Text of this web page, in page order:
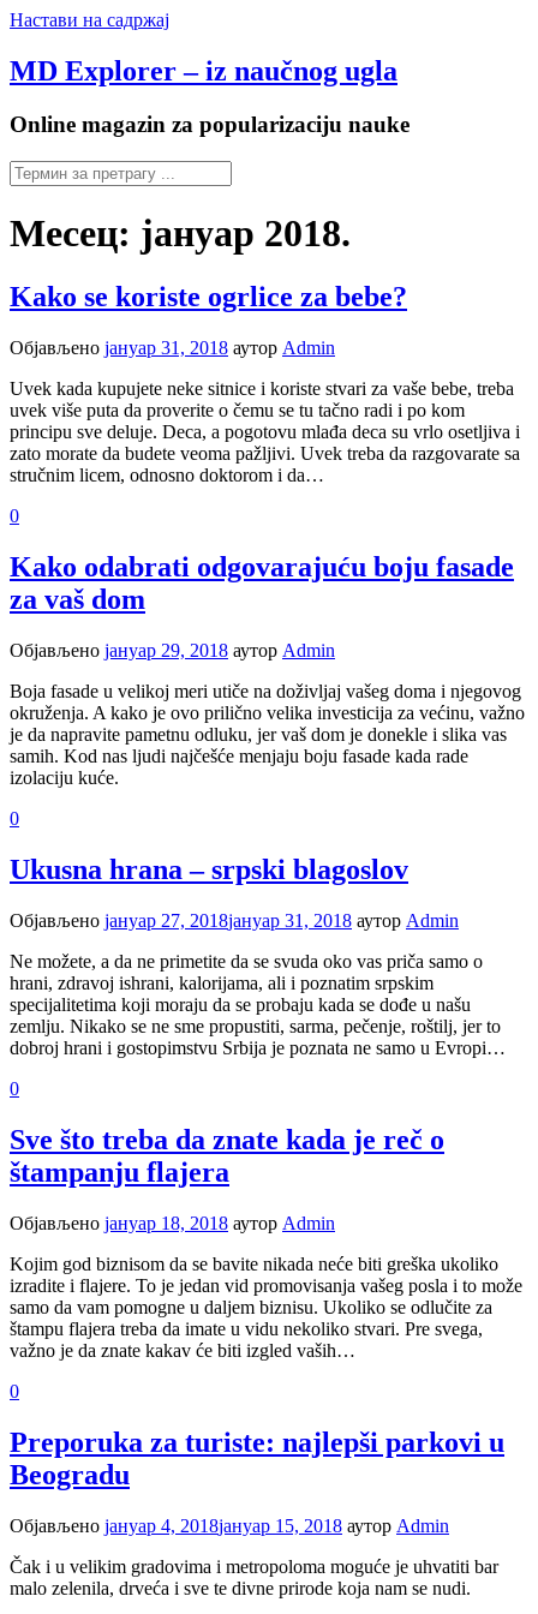
Настави на садржај
MD Explorer – iz naučnog ugla
Online magazin za popularizaciju nauke
Месец: јануар 2018.
Kako se koriste ogrlice za bebe?
Објављено јануар 31, 2018 аутор Admin
Uvek kada kupujete neke sitnice i koriste stvari za vaše bebe, treba
uvek više puta da proverite o čemu se tu tačno radi i po kom
principu sve deluje. Deca, a pogotovu mlađa deca su vrlo osetljiva i
zato morate da budete veoma pažljivi. Uvek treba da razgovarate sa
stručnim licem, odnosno doktorom i da…
0
Kako odabrati odgovarajuću boju fasade
za vaš dom
Објављено јануар 29, 2018 аутор Admin
Boja fasade u velikoj meri utiče na doživljaj vašeg doma i njegovog
okruženja. A kako je ovo prilično velika investicija za većinu, važno
je da napravite pametnu odluku, jer vaš dom je donekle i slika vas
samih. Kod nas ljudi najčešće menjaju boju fasade kada rade
izolaciju kuće.
0
Ukusna hrana – srpski blagoslov
Објављено јануар 27, 2018јануар 31, 2018 аутор Admin
Ne možete, a da ne primetite da se svuda oko vas priča samo o
hrani, zdravoj ishrani, kalorijama, ali i poznatim srpskim
specijalitetima koji moraju da se probaju kada se dođe u našu
zemlju. Nikako se ne sme propustiti, sarma, pečenje, roštilj, jer to
dobroj hrani i gostopimstvu Srbija je poznata ne samo u Evropi…
0
Sve što treba da znate kada je reč o
štampanju flajera
Објављено јануар 18, 2018 аутор Admin
Kojim god biznisom da se bavite nikada neće biti greška ukoliko
izradite i flajere. To je jedan vid promovisanja vašeg posla i to može
samo da vam pomogne u daljem biznisu. Ukoliko se odlučite za
štampu flajera treba da imate u vidu nekoliko stvari. Pre svega,
važno je da znate kakav će biti izgled vaših…
0
Preporuka za turiste: najlepši parkovi u
Beogradu
Објављено јануар 4, 2018јануар 15, 2018 аутор Admin
Čak i u velikim gradovima i metropoloma moguće je uhvatiti bar
malo zelenila, drveća i sve te divne prirode koja nam se nudi.